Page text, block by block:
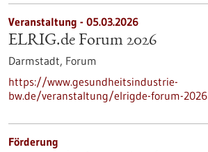
Veranstaltung - 05.03.2026
ELRIG.de Forum 2026
Darmstadt, Forum
https://www.gesundheitsindustrie-
bw.de/veranstaltung/elrigde-forum-2026
Förderung